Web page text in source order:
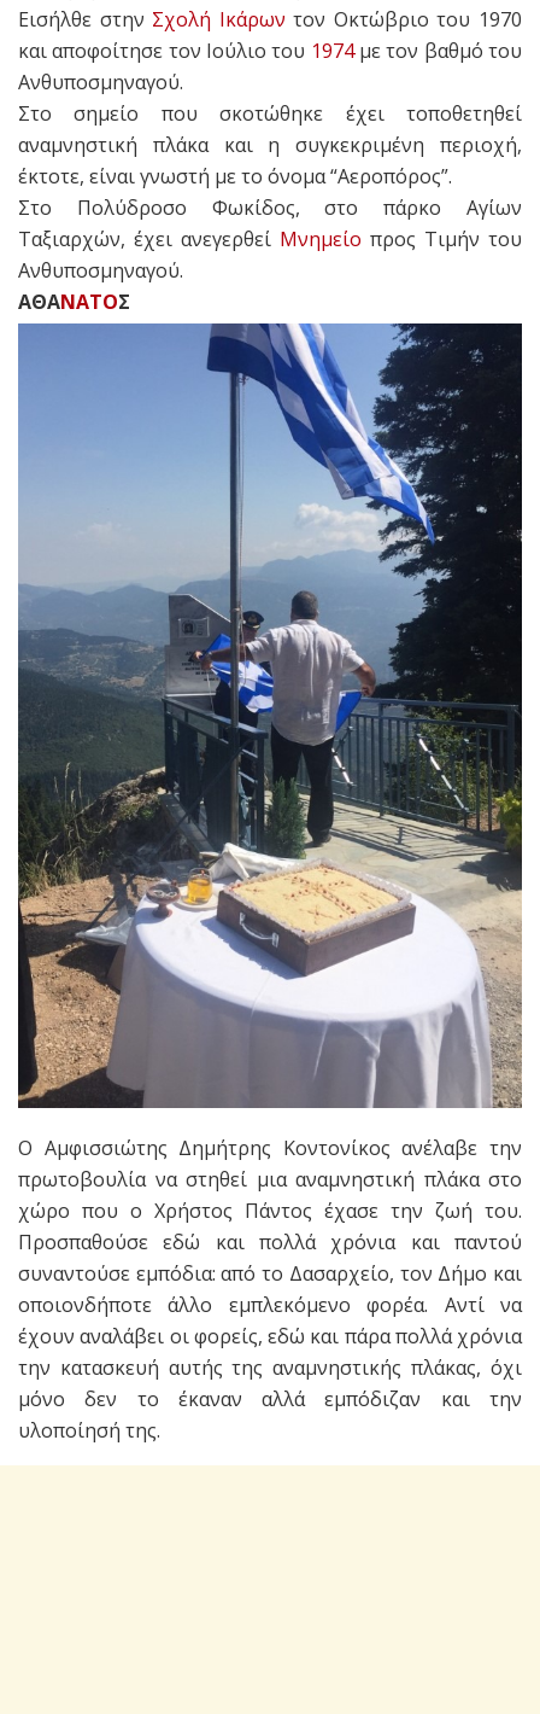
Εισήλθε στην Σχολή Ικάρων τον Οκτώβριο του 1970
και αποφοίτησε τον Ιούλιο του 1974με τον βαθμό του
Ανθυποσμηναγού.
Στο σημείο που σκοτώθηκε έχει τοποθετηθεί
αναμνηστική πλάκα και η συγκεκριμένη περιοχή,
έκτοτε, είναι γνωστή με το όνομα “Αεροπόρος”.
Στο Πολύδροσο Φωκίδος, στο πάρκο Αγίων
Ταξιαρχών, έχει ανεγερθεί Μνημείο προς Τιμήν του
Ανθυποσμηναγού.
ΑΘΑΝΑΤΟΣ
Ο Αμφισσιώτης Δημήτρης Κοντονίκος ανέλαβε την
πρωτοβουλία να στηθεί μια αναμνηστική πλάκα στο
χώρο που ο Χρήστος Πάντος έχασε την ζωή του.
Προσπαθούσε εδώ και πολλά χρόνια και παντού
συναντούσε εμπόδια: από το Δασαρχείο, τον Δήμο και
οποιονδήποτε άλλο εμπλεκόμενο φορέα. Αντί να
έχουν αναλάβει οι φορείς, εδώ και πάρα πολλά χρόνια
την κατασκευή αυτής της αναμνηστικής πλάκας, όχι
μόνο δεν το έκαναν αλλά εμπόδιζαν και την
υλοποίησή της.